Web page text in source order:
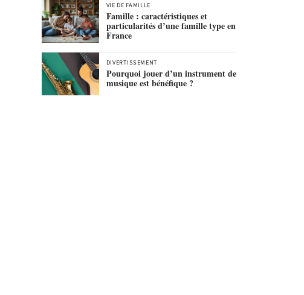
VIE DE FAMILLE
Famille : caractéristiques et
particularités d’une famille type en
France
DIVERTISSEMENT
Pourquoi jouer d’un instrument de
musique est bénéfique ?